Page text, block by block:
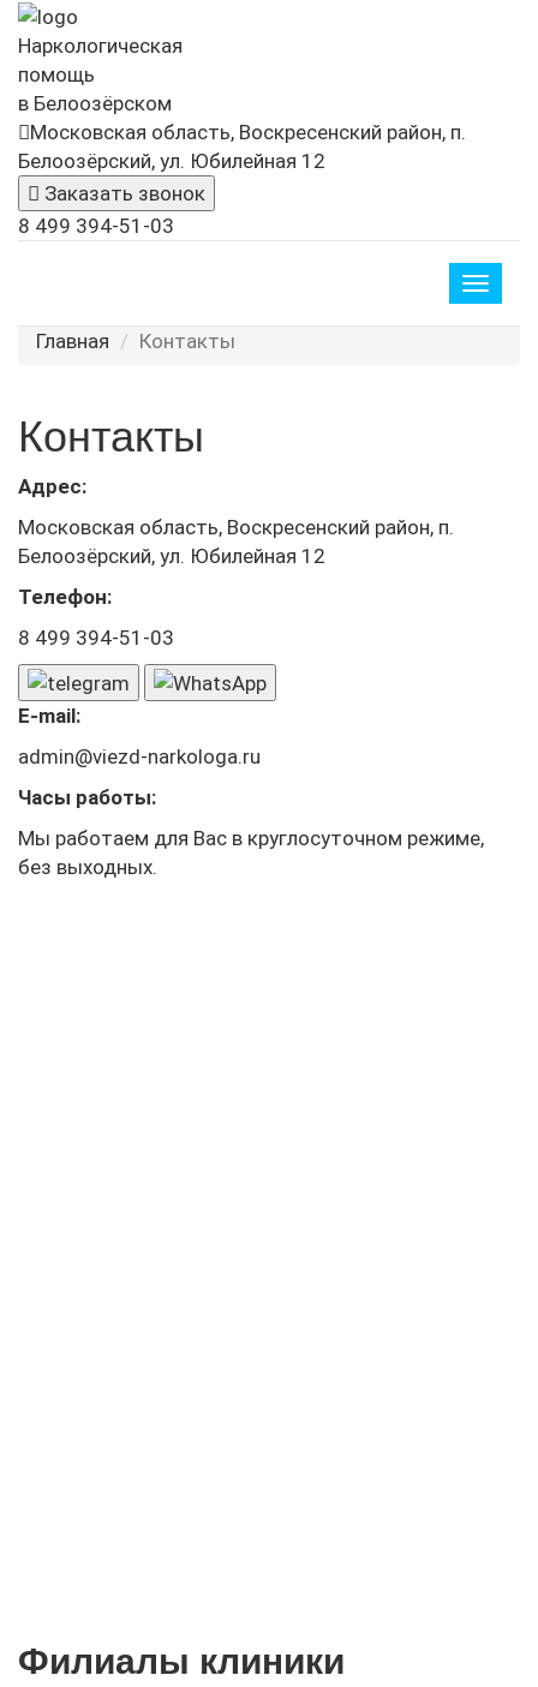
Наркологическая
помощь
в Белоозёрском
Московская область, Воскресенский район, п.
Белоозёрский, ул. Юбилейная 12
Заказать звонок
8 499 394-51-03
Toggle
Главная
Контакты
Контакты
Адрес:
Московская область, Воскресенский район, п.
Белоозёрский, ул. Юбилейная 12
Телефон:
8 499 394-51-03
E-mail:
admin@viezd-narkologa.ru
Часы работы:
Мы работаем для Вас в круглосуточном режиме,
без выходных.
Филиалы клиники